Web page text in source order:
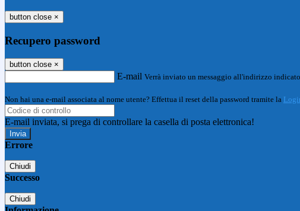
button close ×
Recupero password
button close ×
E-mail Verrà inviato un messaggio all'indirizzo
Non hai una e-mail associata al nome utente? Effettua il reset della password tramite la
E-mail inviata, si prega di controllare la casella di posta elettronica!
Errore
Chiudi
Successo
Chiudi